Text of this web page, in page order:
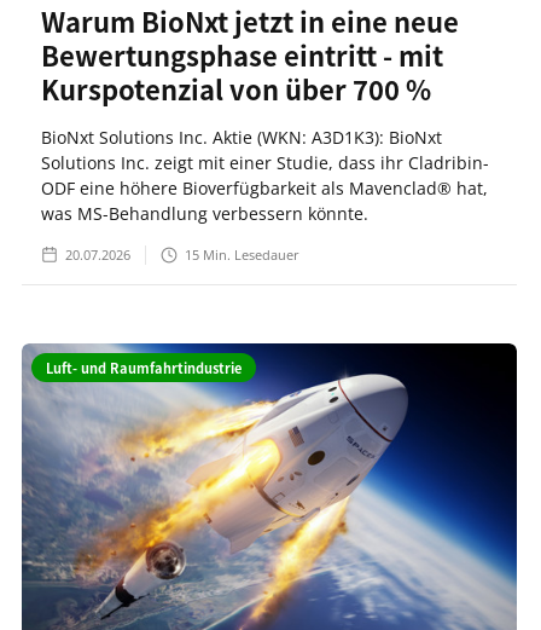
Warum BioNxt jetzt in eine neue
Bewertungsphase eintritt - mit
Kurspotenzial von über 700 %
BioNxt Solutions Inc. Aktie (WKN: A3D1K3): BioNxt
Solutions Inc. zeigt mit einer Studie, dass ihr Cladribin-
ODF eine höhere Bioverfügbarkeit als Mavenclad® hat,
was MS-Behandlung verbessern könnte.
20.07.2026 15 Min. Lesedauer
Luft- und Raumfahrtindustrie